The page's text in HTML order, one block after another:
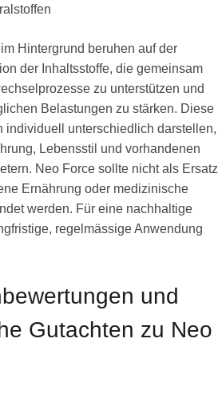
Hintergrund beruhen auf der
der Inhaltsstoffe, die gemeinsam
zu unterstützen und
Belastungen zu stärken. Diese
individuell unterschiedlich darstellen,
Lebensstil und vorhandenen
Neo Force sollte nicht als Ersatz
Ernährung oder medizinische
werden. Für eine nachhaltige
regelmässige Anwendung
und
Gutachten zu Neo